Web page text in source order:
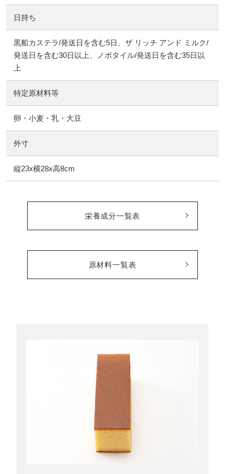
日持ち
黒船カステラ/発送日を含む5日、ザ リッチ アンド ミルク/
発送日を含む30日以上、ノボタイル/発送日を含む35日以
上
特定原材料等
卵・小麦・乳・大豆
外寸
縦23x横28x高8cm
栄養成分一覧表
原材料一覧表